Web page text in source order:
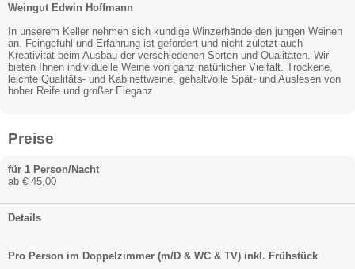
Weingut Edwin Hoffmann
In unserem Keller nehmen sich kundige Winzerhände den jungen Weinen
an. Feingefühl und Erfahrung ist gefordert und nicht zuletzt auch
Kreativität beim Ausbau der verschiedenen Sorten und Qualitäten. Wir
bieten Ihnen individuelle Weine von ganz natürlicher Vielfalt. Trockene,
leichte Qualitäts- und Kabinettweine, gehaltvolle Spät- und Auslesen von
hoher Reife und großer Eleganz.
Preise
für 1 Person/Nacht
ab € 45,00
Details
Pro Person im Doppelzimmer (m/D & WC & TV) inkl. Frühstück